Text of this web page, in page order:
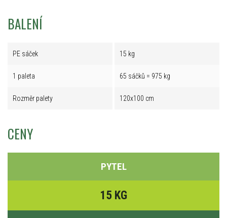
BALENÍ
PE sáček 15 kg
1 paleta 65 sáčků = 975 kg
Rozměr palety 120x100 cm
CENY
PYTEL
15 KG